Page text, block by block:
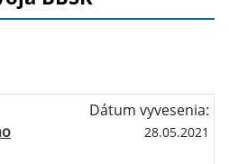
Dátum vyvesenia:
28.05.2021